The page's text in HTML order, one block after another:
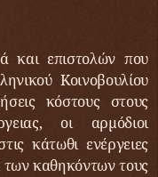
και επιστολών που
Κοινοβουλίου
κόστους στους
οι αρμόδιοι
κάτωθι ενέργειες
των καθηκόντων τους